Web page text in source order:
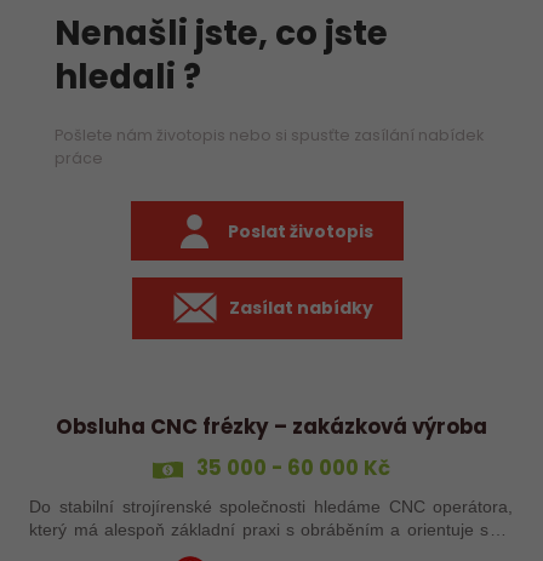
Nenašli jste, co jste
hledali ?
Pošlete nám životopis nebo si spusťte zasílání nabídek
práce
Poslat životopis
Zasílat nabídky
Obsluha CNC frézky – zakázková výroba
35 000 - 60 000 Kč
Do stabilní strojírenské společnosti hledáme CNC operátora,
který má alespoň základní praxi s obráběním a orientuje se v
technické dokumentaci. Nemusíte mít za sebou roky